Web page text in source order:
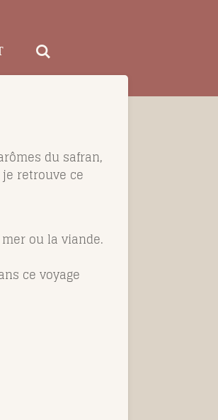
du safran,
retrouve ce
ou la viande.
ce voyage